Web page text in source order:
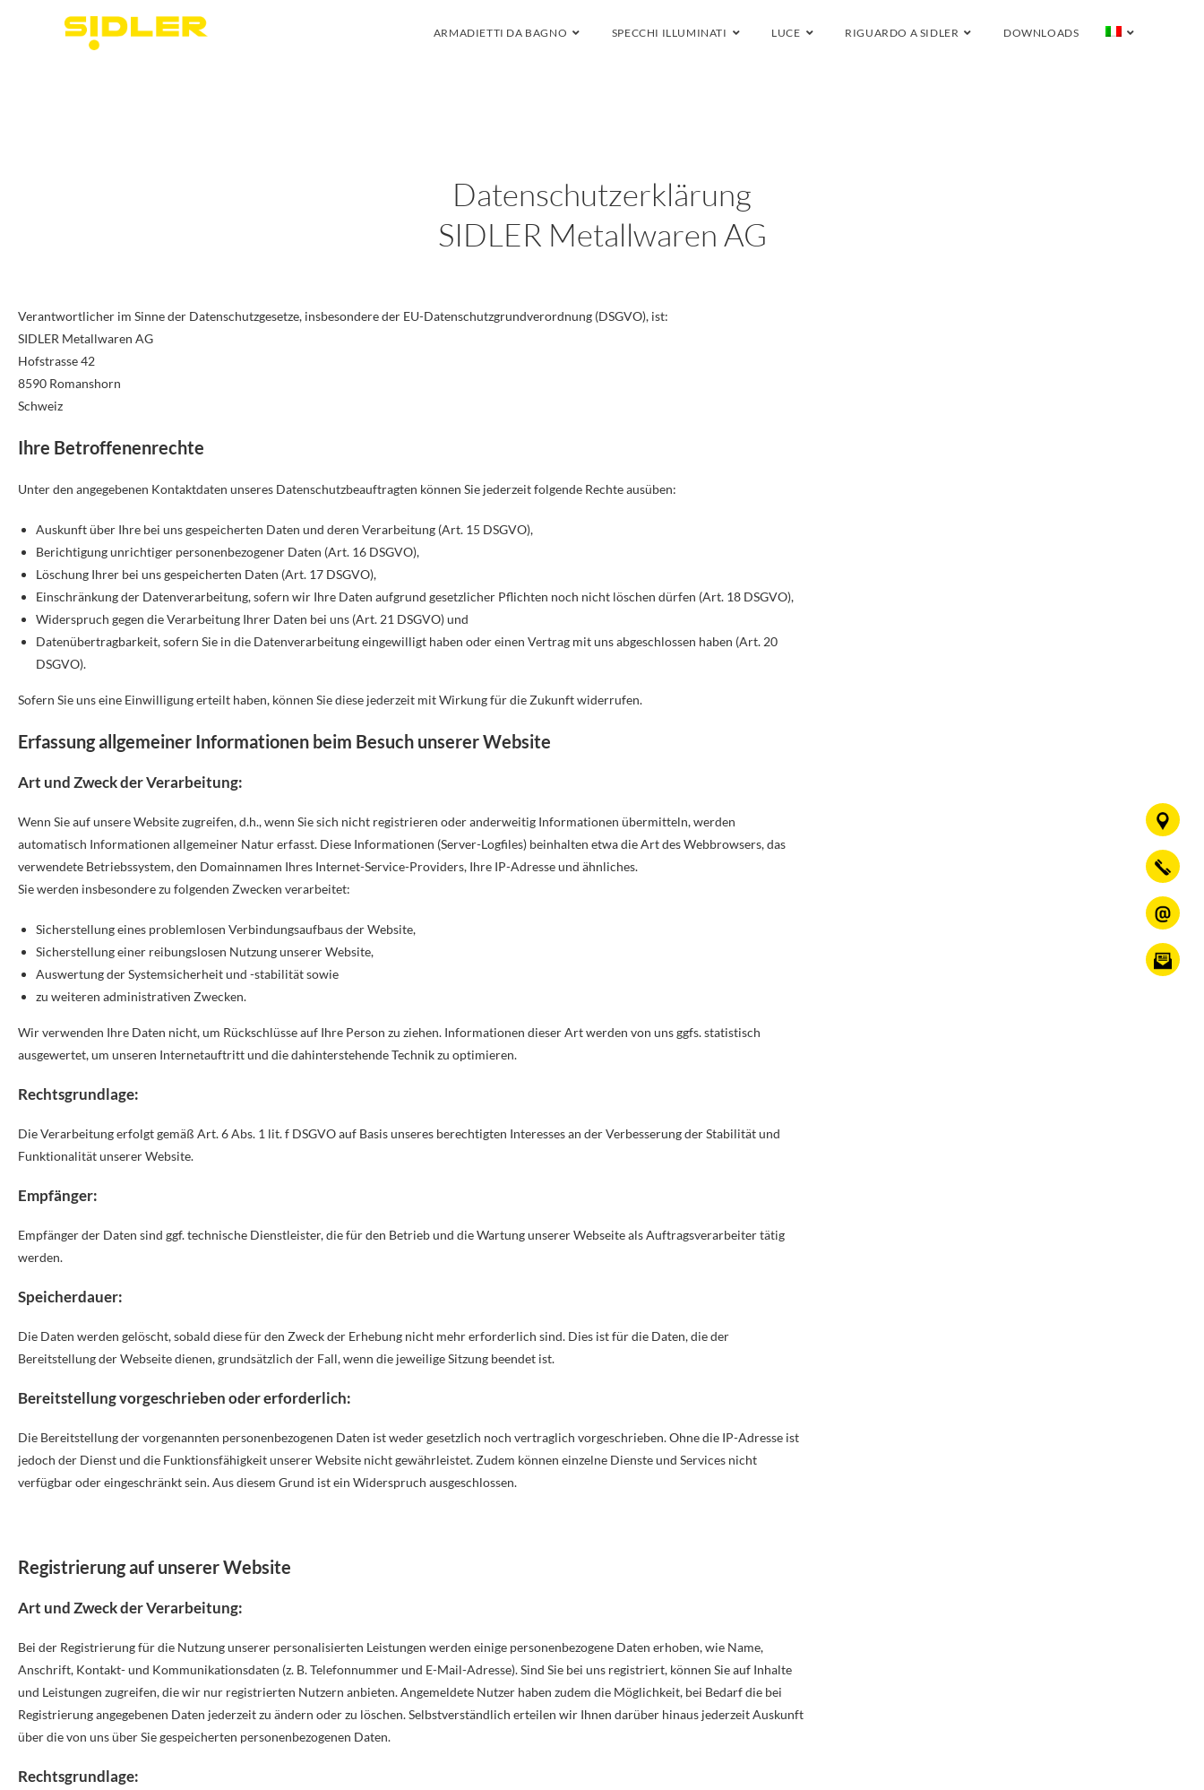
ARMADIETTI DA BAGNO SPECCHI ILLUMINATI LUCE RIGUARDO A SIDLER DOWNLOADS
Datenschutzerklärung
SIDLER Metallwaren AG
Verantwortlicher im Sinne der Datenschutzgesetze, insbesondere der EU-Datenschutzgrundverordnung (DSGVO), ist:
SIDLER Metallwaren AG
Hofstrasse 42
8590 Romanshorn
Schweiz
Ihre Betroffenenrechte
Unter den angegebenen Kontaktdaten unseres Datenschutzbeauftragten können Sie jederzeit folgende Rechte ausüben:
Auskunft über Ihre bei uns gespeicherten Daten und deren Verarbeitung (Art. 15 DSGVO),
Berichtigung unrichtiger personenbezogener Daten (Art. 16 DSGVO),
Löschung Ihrer bei uns gespeicherten Daten (Art. 17 DSGVO),
Einschränkung der Datenverarbeitung, sofern wir Ihre Daten aufgrund gesetzlicher Pflichten noch nicht löschen dürfen (Art. 18 DSGVO),
Widerspruch gegen die Verarbeitung Ihrer Daten bei uns (Art. 21 DSGVO) und
Datenübertragbarkeit, sofern Sie in die Datenverarbeitung eingewilligt haben oder einen Vertrag mit uns abgeschlossen haben (Art. 20
DSGVO).
Sofern Sie uns eine Einwilligung erteilt haben, können Sie diese jederzeit mit Wirkung für die Zukunft widerrufen.
Erfassung allgemeiner Informationen beim Besuch unserer Website
Art und Zweck der Verarbeitung:
Wenn Sie auf unsere Website zugreifen, d.h., wenn Sie sich nicht registrieren oder anderweitig Informationen übermitteln, werden
automatisch Informationen allgemeiner Natur erfasst. Diese Informationen (Server-Logfiles) beinhalten etwa die Art des Webbrowsers, das
verwendete Betriebssystem, den Domainnamen Ihres Internet-Service-Providers, Ihre IP-Adresse und ähnliches.
Sie werden insbesondere zu folgenden Zwecken verarbeitet:
Sicherstellung eines problemlosen Verbindungsaufbaus der Website,
Sicherstellung einer reibungslosen Nutzung unserer Website,
Auswertung der Systemsicherheit und -stabilität sowie
zu weiteren administrativen Zwecken.
Wir verwenden Ihre Daten nicht, um Rückschlüsse auf Ihre Person zu ziehen. Informationen dieser Art werden von uns ggfs. statistisch
ausgewertet, um unseren Internetauftritt und die dahinterstehende Technik zu optimieren.
Rechtsgrundlage:
Die Verarbeitung erfolgt gemäß Art. 6 Abs. 1 lit. f DSGVO auf Basis unseres berechtigten Interesses an der Verbesserung der Stabilität und
Funktionalität unserer Website.
Empfänger:
Empfänger der Daten sind ggf. technische Dienstleister, die für den Betrieb und die Wartung unserer Webseite als Auftragsverarbeiter tätig
werden.
Speicherdauer:
Die Daten werden gelöscht, sobald diese für den Zweck der Erhebung nicht mehr erforderlich sind. Dies ist für die Daten, die der
Bereitstellung der Webseite dienen, grundsätzlich der Fall, wenn die jeweilige Sitzung beendet ist.
Bereitstellung vorgeschrieben oder erforderlich:
Die Bereitstellung der vorgenannten personenbezogenen Daten ist weder gesetzlich noch vertraglich vorgeschrieben. Ohne die IP-Adresse ist
jedoch der Dienst und die Funktionsfähigkeit unserer Website nicht gewährleistet. Zudem können einzelne Dienste und Services nicht
verfügbar oder eingeschränkt sein. Aus diesem Grund ist ein Widerspruch ausgeschlossen.
Registrierung auf unserer Website
Art und Zweck der Verarbeitung:
Bei der Registrierung für die Nutzung unserer personalisierten Leistungen werden einige personenbezogene Daten erhoben, wie Name,
Anschrift, Kontakt- und Kommunikationsdaten (z. B. Telefonnummer und E-Mail-Adresse). Sind Sie bei uns registriert, können Sie auf Inhalte
und Leistungen zugreifen, die wir nur registrierten Nutzern anbieten. Angemeldete Nutzer haben zudem die Möglichkeit, bei Bedarf die bei
Registrierung angegebenen Daten jederzeit zu ändern oder zu löschen. Selbstverständlich erteilen wir Ihnen darüber hinaus jederzeit Auskunft
über die von uns über Sie gespeicherten personenbezogenen Daten.
Rechtsgrundlage: